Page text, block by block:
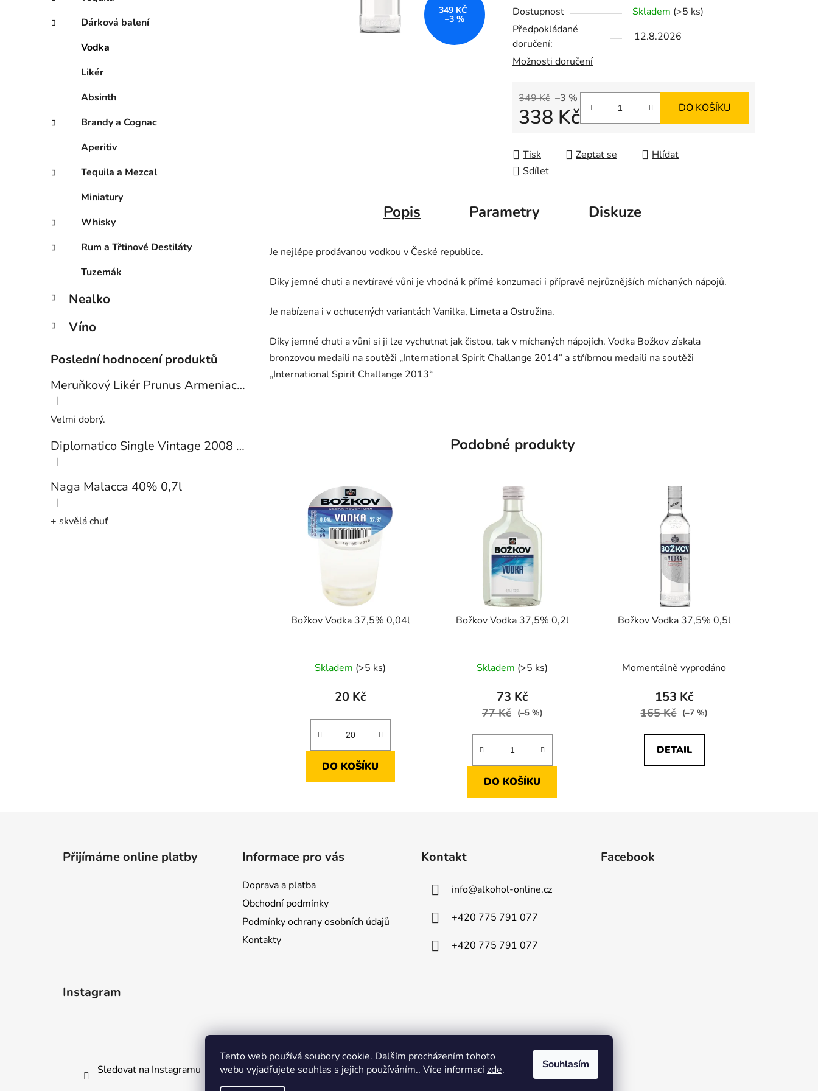
Tento web používá soubory cookie. Dalším procházením tohoto
webu vyjadřujete souhlas s jejich používáním.. Více informacízde. Souhlasím
p
a
Dárková balení
Vodka
Likér
Absinth
Brandy a Cognac
Aperitiv
Tequila a Mezcal
Miniatury
Whisky
Rum a Třtinové Destiláty
Tuzemák
Nealko
Víno
Poslední hodnocení produktů
Meruňkový Likér Prunus Armeniaca 24% 0,7l
Hodnocení produktu je 5 z 5 hvězdiček.
|
Velmi dobrý.
Diplomatico Single Vintage 2008 43% 0,7l
Hodnocení produktu je 5 z 5 hvězdiček.
|
Naga Malacca 40% 0,7l
Hodnocení produktu je 5 z 5 hvězdiček.
|
+ skvělá chuť
hvězdiček.
Dostupnost Skladem (>5 ks)
Předpokládané
doručení:
12.8.2026
Možnosti doručení
349 Kč –3 %
338 Kč DO KOŠÍKU
Tisk Zeptat se
Hlídat
Sdílet
349 KČ
–3 %
Popis Parametry Diskuze
Je nejlépe prodávanou vodkou v České republice.
Díky jemné chuti a nevtíravé vůni je vhodná k přímé konzumaci i přípravě nejrůznějších míchaných nápojů.
Je nabízena i v ochucených variantách Vanilka, Limeta a Ostružina.
Díky jemné chuti a vůni si ji lze vychutnat jak čistou, tak v míchaných nápojích. Vodka Božkov získala
bronzovou medaili na soutěži „International Spirit Challange 2014“ a stříbrnou medaili na soutěži
„International Spirit Challange 2013“
Podobné produkty
Božkov Vodka 37,5% 0,04l
Skladem (>5 ks)
20 Kč
DO KOŠÍKU
Božkov Vodka 37,5% 0,2l
Skladem (>5 ks)
73 Kč
77 Kč (–5 %)
DO KOŠÍKU
Božkov Vodka 37,5% 0,5l
Momentálně vyprodáno
153 Kč
165 Kč (–7 %)
DETAIL
Přijímáme online platby Informace pro vás
Doprava a platba
Obchodní podmínky
Podmínky ochrany osobních údajů
Kontakty
Kontakt
info@alkohol-online.cz
+420 775 791 077
+420 775 791 077
Facebook
Instagram
Sledovat na Instagramu